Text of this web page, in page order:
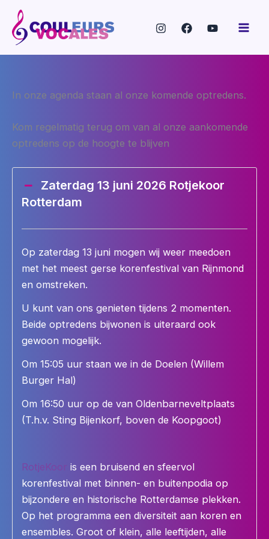
naar
inhoud
In onze agenda staan al onze komende optredens.
Kom regelmatig terug om van al onze aankomende
optredens op de hoogte te blijven
Zaterdag 13 juni 2026 Rotjekoor
Rotterdam
Op zaterdag 13 juni mogen wij weer meedoen
met het meest gerse korenfestival van Rijnmond
en omstreken.
U kunt van ons genieten tijdens 2 momenten.
Beide optredens bijwonen is uiteraard ook
gewoon mogelijk.
Om 15:05 uur staan we in de Doelen (Willem
Burger Hal)
Om 16:50 uur op de van Oldenbarneveltplaats
(T.h.v. Sting Bijenkorf, boven de Koopgoot)
RotjeKoor
is een bruisend en sfeervol
korenfestival met binnen- en buitenpodia op
bijzondere en historische Rotterdamse plekken.
Op het programma een diversiteit aan koren en
ensembles. Groot of klein, alle leeftijden, alle